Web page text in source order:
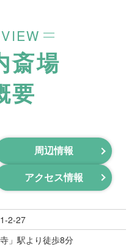
斎場
要
周辺情報
アクセス情報
2-27
」駅より徒歩8分